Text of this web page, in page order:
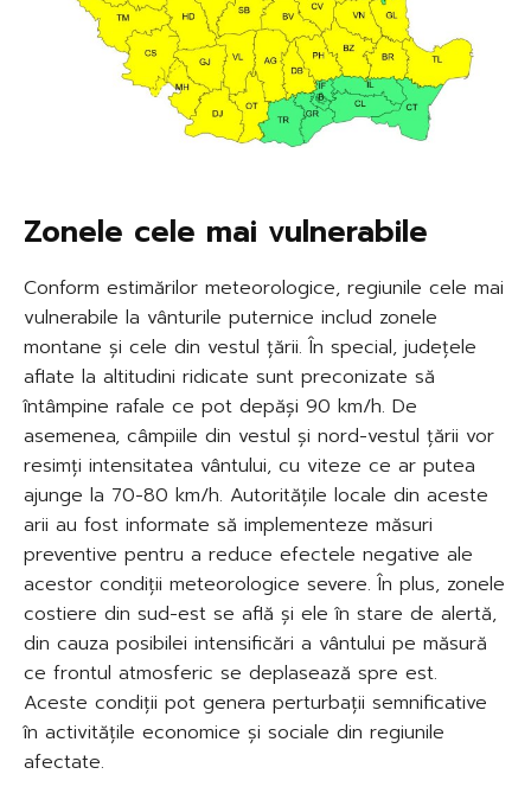
Zonele cele mai vulnerabile
Conform estimărilor meteorologice, regiunile cele mai
vulnerabile la vânturile puternice includ zonele
montane și cele din vestul țării. În special, județele
aflate la altitudini ridicate sunt preconizate să
întâmpine rafale ce pot depăși 90 km/h. De
asemenea, câmpiile din vestul și nord-vestul țării vor
resimți intensitatea vântului, cu viteze ce ar putea
ajunge la 70-80 km/h. Autoritățile locale din aceste
arii au fost informate să implementeze măsuri
preventive pentru a reduce efectele negative ale
acestor condiții meteorologice severe. În plus, zonele
costiere din sud-est se află și ele în stare de alertă,
din cauza posibilei intensificări a vântului pe măsură
ce frontul atmosferic se deplasează spre est.
Aceste condiții pot genera perturbații semnificative
în activitățile economice și sociale din regiunile
afectate.